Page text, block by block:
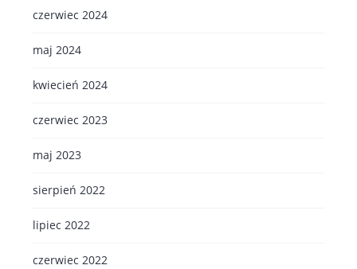
czerwiec 2024
maj 2024
kwiecień 2024
czerwiec 2023
maj 2023
sierpień 2022
lipiec 2022
czerwiec 2022